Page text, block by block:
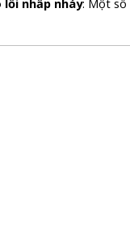
lỗi nhấp nháy: Một số